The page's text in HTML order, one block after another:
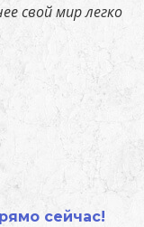
свой мир легко
сейчас!